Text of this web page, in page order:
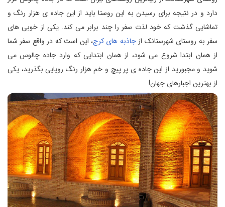
دارد و در نتیجه برای رسیدن به این روستا باید از این جاده ی هزار رنگ و
تماشایی گذشت که خود لذت سفر را چند برابر می کند. یکی از خوبی های
سفر به روستای شهرستانک ازجاذبه های کرج، این است که در واقع سفر شما
از همان ابتدا شروع می شود، از همان ابتدایی که وارد جاده چالوس می
شوید و مجبورید از این جاده ی پر پیچ و خم هزار رنگ رویایی بگذرید، یکی
از بهترین اجبارهای جهان!